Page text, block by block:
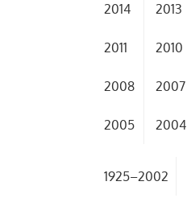
2014 2013
2011 2010
2008 2007
2005 2004
1925–2002